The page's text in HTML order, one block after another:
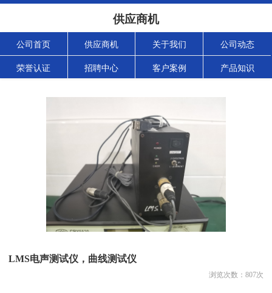
供应商机
公司首页 供应商机 关于我们 公司动态
荣誉认证 招聘中心 客户案例 产品知识
LMS电声测试仪，曲线测试仪
浏览次数： 807次